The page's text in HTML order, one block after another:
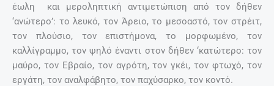
έωλη και μεροληπτική αντιμετώπιση από τον δήθεν
‘ανώτερο’: το λευκό, τον Άρειο, το μεσοαστό, τον στρέιτ,
τον πλούσιο, τον επιστήμονα, το μορφωμένο, τον
καλλίγραμμο, τον ψηλό έναντι στον δήθεν ‘κατώτερο: τον
μαύρο, τον Εβραίο, τον αγρότη, τον γκέι, τον φτωχό, τον
εργάτη, τον αναλφάβητο, τον παχύσαρκο, τον κοντό.